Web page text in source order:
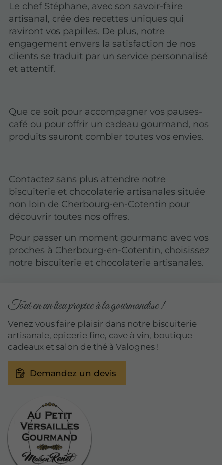
Le chef Stéphane, avec son savoir-faire
artisanal, crée des recettes uniques qui
raviront vos papilles. De plus, notre
engagement envers la satisfaction de nos
clients se traduit par un service personnalisé
et attentif.
Que ce soit pour accompagner vos pauses-
café ou pour offrir un cadeau gourmand, nos
produits sauront combler toutes vos envies.
Contactez sans plus attendre notre
biscuiterie et chocolaterie artisanales située
non loin de Cherbourg-en-Cotentin pour
découvrir toutes nos offres.
Pour passer un moment gourmand avec vos
proches à Cherbourg-en-Cotentin, choisissez
notre biscuiterie et chocolaterie artisanales.
Tout en un lieu propice à la gourmandise !
Venez vous faire plaisir dans notre biscuiterie
artisanale, épicerie fine, cave à vin, boutique
cadeaux et salon de thé à Valognes !
Demandez un devis